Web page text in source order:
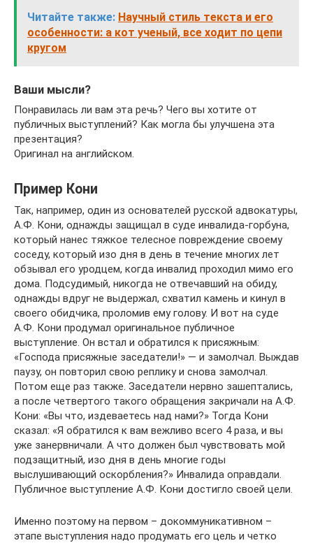
Читайте также: Научный стиль текста и его
особенности: а кот ученый, все ходит по цепи
кругом
Ваши мысли?
Понравилась ли вам эта речь? Чего вы хотите от
публичных выступлений? Как могла бы улучшена эта
презентация?
Оригинал на английском.
Пример Кони
Так, например, один из основателей русской адвокатуры,
А.Ф. Кони, однажды защищал в суде инвалида-горбуна,
который нанес тяжкое телесное повреждение своему
соседу, который изо дня в день в течение многих лет
обзывал его уродцем, когда инвалид проходил мимо его
дома. Подсудимый, никогда не отвечавший на обиду,
однажды вдруг не выдержал, схватил камень и кинул в
своего обидчика, проломив ему голову. И вот на суде
А.Ф. Кони продумал оригинальное публичное
выступление. Он встал и обратился к присяжным:
«Господа присяжные заседатели!» — и замолчал. Выждав
паузу, он повторил свою реплику и снова замолчал.
Потом еще раз также. Заседатели нервно зашептались,
а после четвертого такого обращения закричали на А.Ф.
Кони: «Вы что, издеваетесь над нами?» Тогда Кони
сказал: «Я обратился к вам вежливо всего 4 раза, и вы
уже занервничали. А что должен был чувствовать мой
подзащитный, изо дня в день многие годы
выслушивающий оскорбления?» Инвалида оправдали.
Публичное выступление А.Ф. Кони достигло своей цели.
Именно поэтому на первом – докоммуникативном –
этапе выступления надо продумать его цель и четко